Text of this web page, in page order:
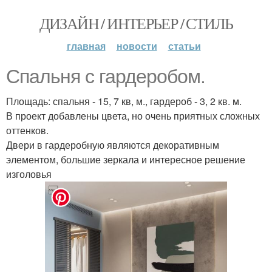
ДИЗАЙН / ИНТЕРЬЕР / СТИЛЬ
главная новости статьи
Спальня с гардеробом.
Площадь: спальня - 15, 7 кв, м., гардероб - 3, 2 кв. м.
В проект добавлены цвета, но очень приятных сложных
оттенков.
Двери в гардеробную являются декоративным
элементом, большие зеркала и интересное решение
изголовья